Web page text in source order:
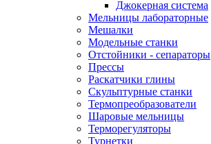
Джокерная система
Мельницы лабораторные
Мешалки
Модельные станки
Отстойники - сепараторы
Прессы
Раскатчики глины
Скульптурные станки
Термопреобразователи
Шаровые мельницы
Терморегуляторы
Турнетки